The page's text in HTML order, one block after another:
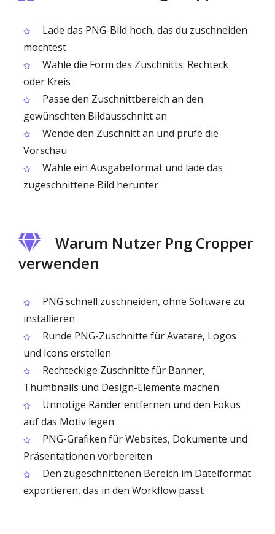
Lade das PNG-Bild hoch, das du zuschneiden
möchtest
Wähle die Form des Zuschnitts: Rechteck
oder Kreis
Passe den Zuschnittbereich an den
gewünschten Bildausschnitt an
Wende den Zuschnitt an und prüfe die
Vorschau
Wähle ein Ausgabeformat und lade das
zugeschnittene Bild herunter
Warum Nutzer Png Cropper
verwenden
PNG schnell zuschneiden, ohne Software zu
installieren
Runde PNG-Zuschnitte für Avatare, Logos
und Icons erstellen
Rechteckige Zuschnitte für Banner,
Thumbnails und Design-Elemente machen
Unnötige Ränder entfernen und den Fokus
auf das Motiv legen
PNG-Grafiken für Websites, Dokumente und
Präsentationen vorbereiten
Den zugeschnittenen Bereich im Dateiformat
exportieren, das in den Workflow passt